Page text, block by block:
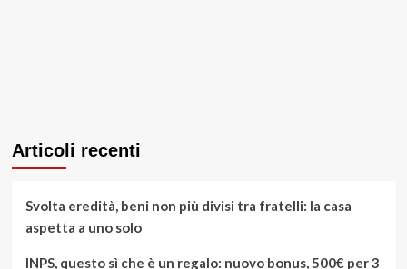
Articoli recenti
Svolta eredità, beni non più divisi tra fratelli: la casa
aspetta a uno solo
INPS, questo sì che è un regalo: nuovo bonus, 500€ per 3